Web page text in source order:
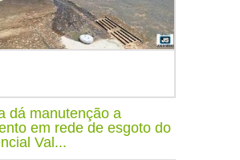
dá manutenção a
em rede de esgoto do
Val...